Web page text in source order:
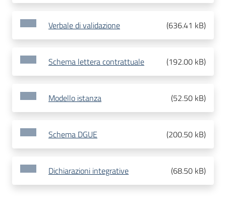
Verbale di validazione (636.41 kB)
Schema lettera contrattuale (192.00 kB)
Modello istanza (52.50 kB)
Schema DGUE (200.50 kB)
Dichiarazioni integrative (68.50 kB)